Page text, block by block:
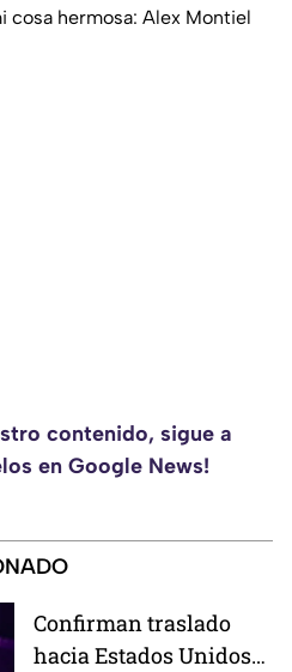
cosa hermosa: Alex Montiel
contenido, sigue a
en Google News!
Confirman traslado
hacia Estados Unidos